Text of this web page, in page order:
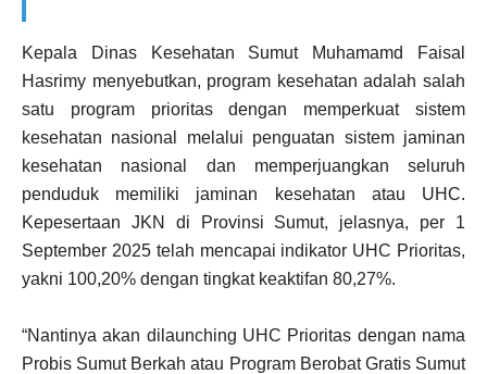
Kepala Dinas Kesehatan Sumut Muhamamd Faisal
Hasrimy menyebutkan, program kesehatan adalah salah
satu program prioritas dengan memperkuat sistem
kesehatan nasional melalui penguatan sistem jaminan
kesehatan nasional dan memperjuangkan seluruh
penduduk memiliki jaminan kesehatan atau UHC.
Kepesertaan JKN di Provinsi Sumut, jelasnya, per 1
September 2025 telah mencapai indikator UHC Prioritas,
yakni 100,20% dengan tingkat keaktifan 80,27%.
“Nantinya akan dilaunching UHC Prioritas dengan nama
Probis Sumut Berkah atau Program Berobat Gratis Sumut